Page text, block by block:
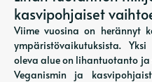
kasvipohjaiset
Viime vuosina on herännyt
ympäristövaikutuksista.
oleva alue on lihantuotanto
Veganismin ja